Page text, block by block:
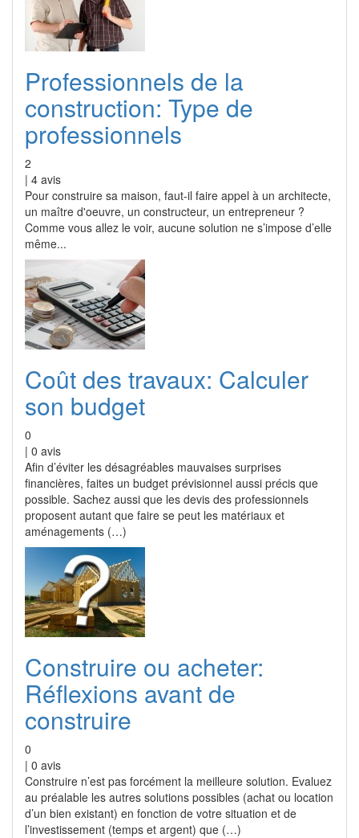
Professionnels de la
construction: Type de
professionnels
2
| 4 avis
Pour construire sa maison, faut-il faire appel à un architecte,
un maître d'oeuvre, un constructeur, un entrepreneur ?
Comme vous allez le voir, aucune solution ne s’impose d’elle
même...
Coût des travaux: Calculer
son budget
0
| 0 avis
Afin d’éviter les désagréables mauvaises surprises
financières, faites un budget prévisionnel aussi précis que
possible. Sachez aussi que les devis des professionnels
proposent autant que faire se peut les matériaux et
aménagements (…)
Construire ou acheter:
Réflexions avant de
construire
0
| 0 avis
Construire n’est pas forcément la meilleure solution. Evaluez
au préalable les autres solutions possibles (achat ou location
d’un bien existant) en fonction de votre situation et de
l’investissement (temps et argent) que (…)